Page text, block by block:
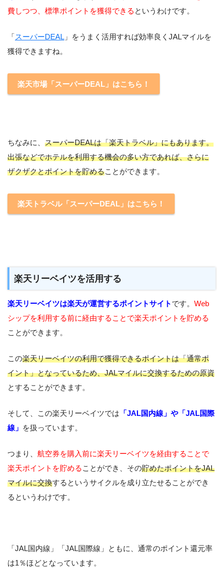
費しつつ、標準ポイントを獲得できる というわけです。
「スーパーDEAL 」をうまく活用すれば効率良くJALマイルを
獲得できますね。
楽天市場「スーパーDEAL」はこちら！
ちなみに、 スーパーDEALは「楽天トラベル」にもあります。
出張などでホテルを利用する機会の多い方であれば、さらに
ザクザクとポイントを貯めることができます。
楽天トラベル「スーパーDEAL」はこちら！
楽天リーベイツを活用する
楽天リーベイツは楽天が運営するポイントサイト です。 Web
シップを利用する前に経由することで楽天ポイントを貯める
ことができます。
この楽天リーベイツの利用で獲得できるポイントは「通常ポ
イント」となっているため、JALマイルに交換するための原資
とすることができます。
そして、この楽天リーベイツでは 「JAL国内線」や「JAL国際
線」 を扱っています。
つまり、 航空券を購入前に楽天リーベイツを経由することで
楽天ポイントを貯める ことができ、その貯めたポイントをJAL
マイルに交換するというサイクルを成り立たせることができ
るというわけです。
「JAL国内線」「JAL国際線」ともに、通常のポイント還元率
は1％ほどとなっています。